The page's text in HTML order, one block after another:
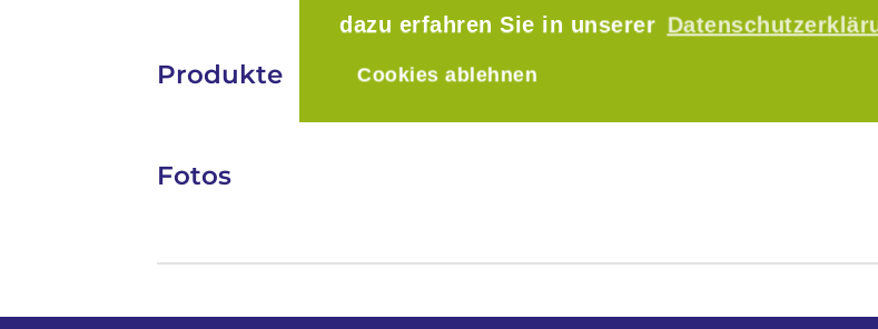
dazu erfahren Sie in unserer
Cookies ablehnen
Produkte
Fotos